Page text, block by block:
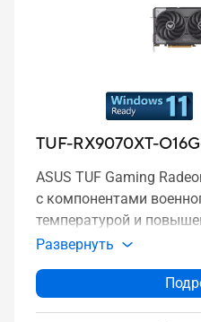
TUF-RX9070XT-
ASUS TUF Gaming
с компонентами
температурой и
Развернуть